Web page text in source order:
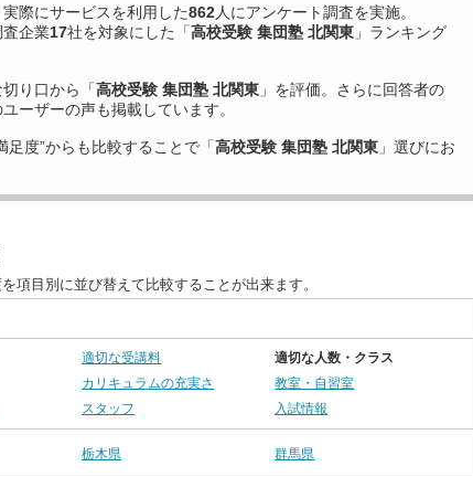
際にサービスを利用した862人にアンケート調査を実施。
企業17社を対象にした「高校受験 集団塾 北関東 」ランキング
り口から「高校受験 集団塾 北関東 」を評価。さらに回答者の
ーザーの声も掲載しています。
足度”からも比較することで「高校受験 集団塾 北関東 」選びにお
項目別に並び替えて比較することが出来ます。
適切な受講料
適切な人数・クラス
カリキュラムの充実さ
教室・自習室
スタッフ 入試情報
栃木県 群馬県